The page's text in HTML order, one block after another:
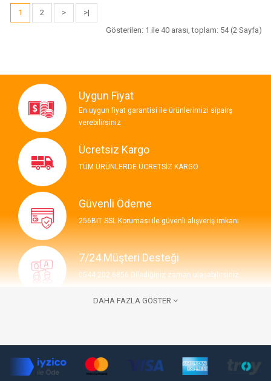
1 2 >
>|
Gösterilen: 1 ile 40 arası, toplam: 54 (2 Sayfa)
Uygun Fiyat
En uygun fiyat garantisi ile ürünlerimizi sipairş
verebilirsiniz
Ücretsiz Kargo
TÜM ÜRÜNLERDE ÜCRETSİZ KARGO
Güvenli Ödeme
256BIT SSL Koruması ile güvenli alışveriş imkanı
7/24 Müşteri Desteği
0544 202 6856 Dilediğiniz zaman ulaşabilirsiniz
7/24 Bize Ulaşabilirsiniz
DAHA FAZLA GÖSTER